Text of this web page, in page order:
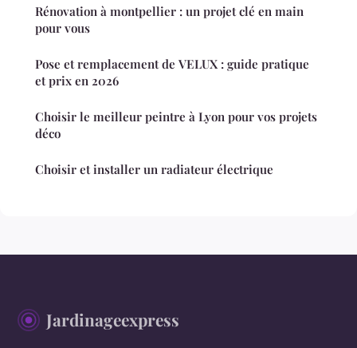
Rénovation à montpellier : un projet clé en main
pour vous
Pose et remplacement de VELUX : guide pratique
et prix en 2026
Choisir le meilleur peintre à Lyon pour vos projets
déco
Choisir et installer un radiateur électrique
Jardinageexpress